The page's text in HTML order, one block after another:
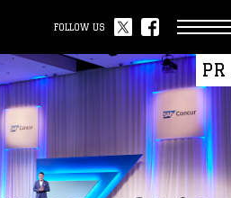
FOLLOW US
PR